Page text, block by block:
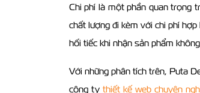
Chi phí là một phần quan trọng
chất lượng đi kèm với chi phí
hối tiếc khi nhận sản phẩm
Với những phân tích trên, Puta
công ty thiết kế web chuyên